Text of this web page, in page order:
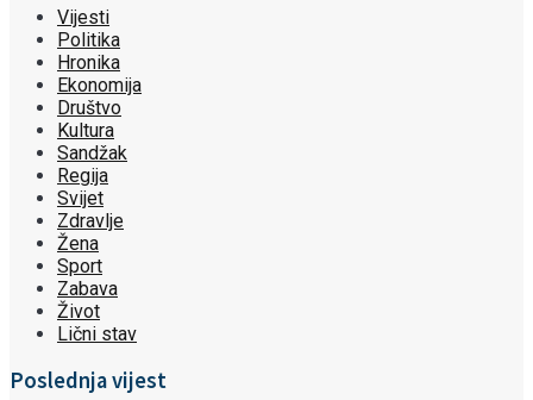
Vijesti
Politika
Hronika
Ekonomija
Društvo
Kultura
Sandžak
Regija
Svijet
Zdravlje
Žena
Sport
Zabava
Život
Lični stav
Poslednja vijest